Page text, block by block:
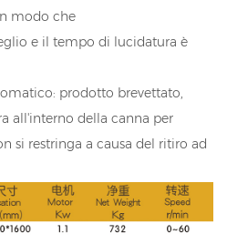
modo che
e il tempo di lucidatura è
prodotto brevettato,
all'interno della canna per
si restringa a causa del ritiro ad